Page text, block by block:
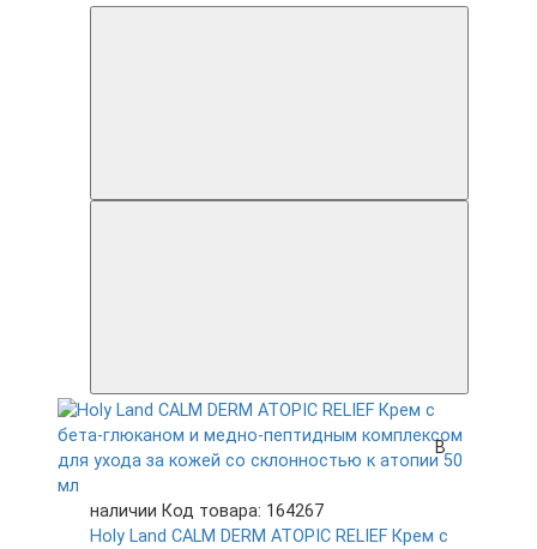
В
наличии Код товара: 164267
Holy Land CALM DERM ATOPIC RELIEF Крем с